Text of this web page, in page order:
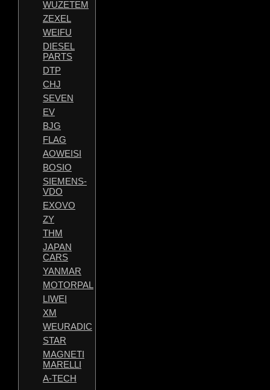
WUZETEM
ZEXEL
WEIFU
DIESEL
PARTS
DTP
CHJ
SEVEN
EV
BJG
FLAG
AOWEISI
BOSIO
SIEMENS-
VDO
EXOVO
ZY
THM
JAPAN
CARS
YANMAR
MOTORPAL
LIWEI
XM
WEURADIC
STAR
MAGNETI
MARELLI
A-TECH